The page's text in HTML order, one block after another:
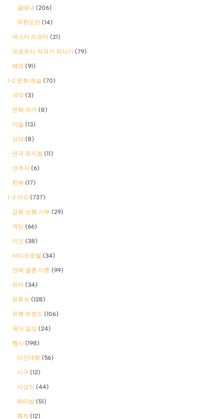
골때녀 (206)
무한도전 (14)
캐스터 리포터 (21)
프로듀서 작곡가 작사가 (79)
해외 (91)
1-2 문화 예술 (70)
국악 (3)
문학 작가 (8)
미술 (13)
성악 (8)
연극 뮤지컬 (11)
연주자 (6)
한복 (17)
1-3 이슈 (737)
감동 선행 기부 (29)
게임 (66)
미인 (38)
바디프로필 (34)
연예 결혼 이혼 (99)
유머 (34)
유튜브 (128)
유행 트렌드 (106)
육아 일상 (24)
행사 (198)
미인대회 (56)
시구 (12)
시상식 (44)
워터밤 (51)
축제 (12)